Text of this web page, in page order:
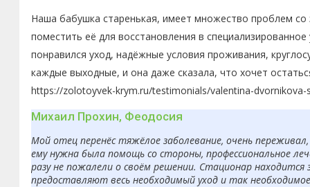
Наша бабушка старенькая, имеет множество проблем
поместить её для восстановления в
понравился уход, надёжные условия проживания,
каждые выходные, и она даже сказала, что хочет
https://zolotoyvek-krym.ru/testimonials/valentina-
Михаил Прохин, Феодосия
Мой отец перенёс тяжёлое заболевание, очень
ему нужна была помощь со стороны, профессиональное
разу не пожалели о своём решении. Стационар
предоставляют весь необходимый уход и так